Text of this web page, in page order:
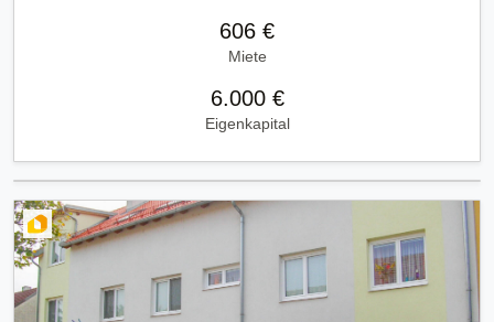
606 €
Miete
6.000 €
Eigenkapital